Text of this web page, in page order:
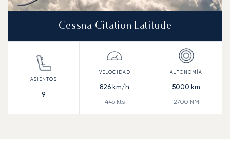
Cessna Citation Latitude
9
826 km/h
446kts
5000 km
2700 NM